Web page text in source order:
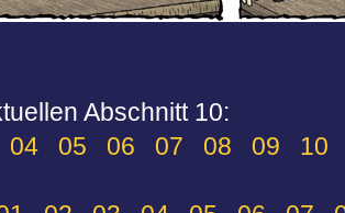
Abschnitt 10:
04 05 06 07 08 09 10